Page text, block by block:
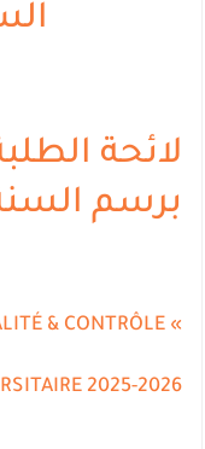
لائحة
برسم السنة
& CONTRÔLE «
2025-2026